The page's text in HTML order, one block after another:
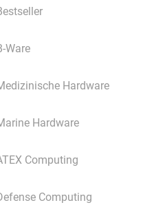
Ware
Hardware
Hardware
Computing
Computing